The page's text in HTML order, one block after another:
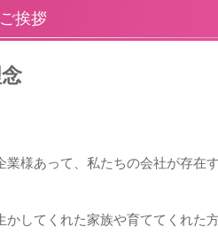
挨拶
業様あって、私たちの会社が存在
かしてくれた家族や育ててくれた